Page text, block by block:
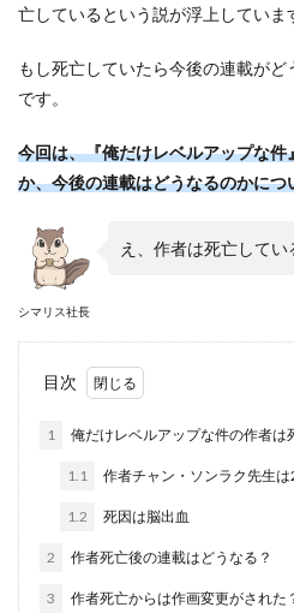
亡しているという説が浮上していま
もし死亡していたら今後の連載が
です。
今回は、『俺だけレベルアップな
か、今後の連載はどうなるのかに
シマリス社長
え、作者は死亡してい
目次
1 俺だけレベルアップな件の作者は
1.1 作者チャン・ソンラク先生
1.2 死因は脳出血
2 作者死亡後の連載はどうなる？
3 作者死亡からは作画変更がされた